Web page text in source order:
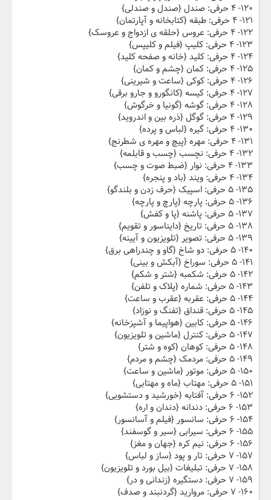
۱۲۰- ۴ حرفی: صندل {صندل و صندلی}
۱۲۱- ۴ حرفی: طبقه {کتابخانه و آپارتمان}
۱۲۲- ۴ حرفی: عروس {حلقه ی ازدواج و عروسک}
۱۲۳- ۴ حرفی: کلیپ {فیلم و کلیپس}
۱۲۴- ۴ حرفی: کلید {خانه و صفحه کلید}
۱۲۵- ۴ حرفی: کمان {چشم و کمان}
۱۲۶- ۴ حرفی: کوکی {ساعت و شیرینی}
۱۲۷- ۴ حرفی: کیسه {کانگورو و جارو برقی}
۱۲۸- ۴ حرفی: گوشه {گونیا و خرگوش}
۱۲۹- ۴ حرفی: گوگل {ذره بین و اندروید}
۱۳۰- ۴ حرفی: گیره {لباس و پرده}
۱۳۱- ۴ حرفی: مهره {پیچ و مهره ی شطرنج}
۱۳۲- ۴ حرفی: نچسب {چسب و قابلمه}
۱۳۳- ۴ حرفی: نوار {ضبط صوت و چسب}
۱۳۴- ۴ حرفی: ویند {باد و پنجره}
۱۳۵- ۵ حرفی: اسپیک {حرف زدن و بلندگو}
۱۳۶- ۵ حرفی: پارچه {پارچ و پارچه}
۱۳۷- ۵ حرفی: پاشنه {پا و کفش}
۱۳۸- ۵ حرفی: تاریخ {دایناسور و تقویم}
۱۳۹- ۵ حرفی: تصویر {تلویزیون و آیینه}
۱۴۰- ۵ حرفی: دو شاخ {گاو و چندراهی برق}
۱۴۱- ۵ حرفی: سوراخ {آبکش و بینی}
۱۴۲- ۵ حرفی: شکمبه {شتر و شکم}
۱۴۳- ۵ حرفی: شماره {پلاک و تلفن}
۱۴۴- ۵ حرفی: عقربه {عقرب و ساعت}
۱۴۵- ۵ حرفی: قنداق {تفنگ و نوزاد}
۱۴۶- ۵ حرفی: کابین {هواپیما و آشپزخانه}
۱۴۷- ۵ حرفی: کنترل {ماشین و تلویزیون}
۱۴۸- ۵ حرفی: کوهان {کوه و شتر}
۱۴۹- ۵ حرفی: مردمک {چشم و مردم}
۱۵۰- ۵ حرفی: موتور {ماشین و ساعت}
۱۵۱- ۵ حرفی: مهتاب {ماه و مهتابی}
۱۵۲- ۶ حرفی: آفتابه {خورشید و دستشویی}
۱۵۳- ۶ حرفی: دندانه {دندان و اره}
۱۵۴- ۶ حرفی: سانسور {فیلم و آسانسور}
۱۵۵- ۶ حرفی: سیرابی {سیر و گوسفند}
۱۵۶- ۶ حرفی: نیم کره {جهان و مغز}
۱۵۷- ۷ حرفی: تار و پود {ساز و لباس}
۱۵۸- ۷ حرفی: تبلیغات {بیل بورد و تلویزیون}
۱۵۹- ۷ حرفی: دستگیره {زندانی و در}
۱۶۰- ۷ حرفی: مروارید {گردنبند و صدف}